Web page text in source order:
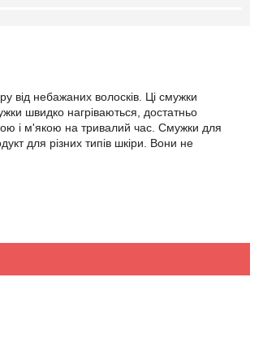
від небажаних волосків. Ці смужки
швидко нагріваються, достатньо
і м'якою на тривалий час. Смужки для
для різних типів шкіри. Вони не